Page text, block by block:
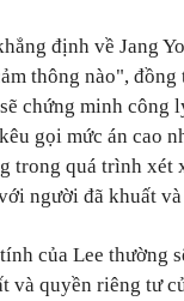
định về Jang
thông nào",
chứng minh công
gọi mức án cao
trong quá trình xét
người đã khuất
của Lee thường
và quyền riêng tư